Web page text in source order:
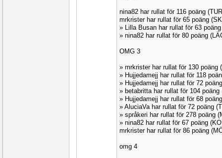
nina82 har rullat för 116 poäng
mrkrister har rullat för 65 poäng
» Lilla Busan har rullat för 63
» nina82 har rullat för 80 poäng
OMG 3
» mrkrister har rullat för 130 poäng
» Hujjedamejj har rullat för 118
» Hujjedamejj har rullat för 72
» betabritta har rullat för 104 poäng
» Hujjedamejj har rullat för 68
» AluciaVa har rullat för 72 poäng
» språkeri har rullat för 278 poäng
» nina82 har rullat för 67 poäng
mrkrister har rullat för 86 poäng
omg 4